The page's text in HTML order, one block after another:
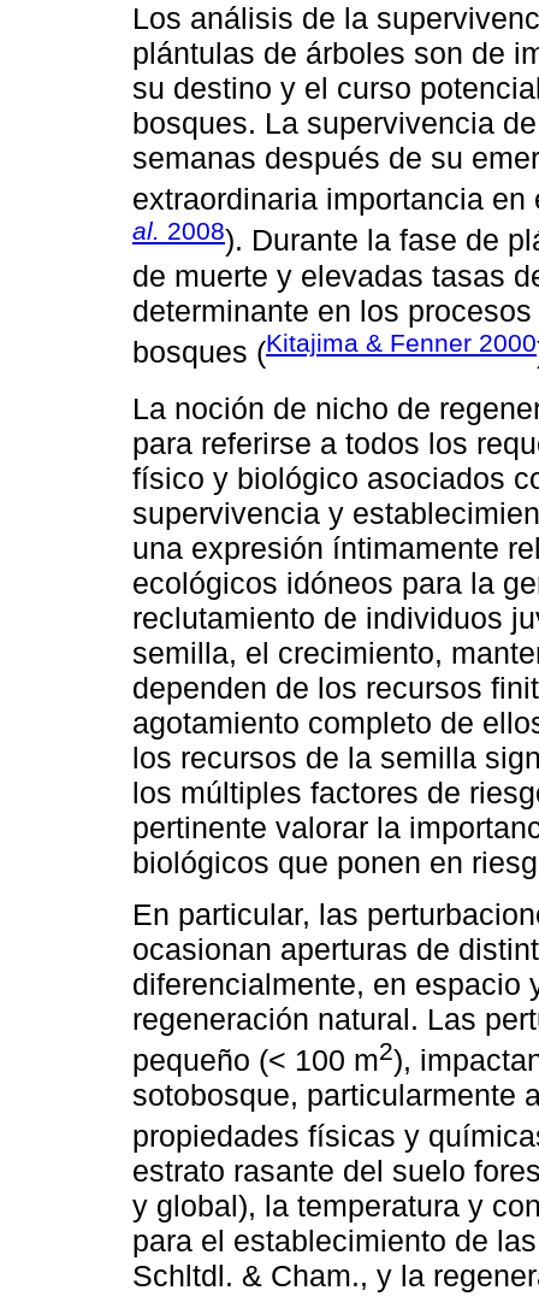
Los análisis de la
plántulas de árboles son de
su destino y el curso
bosques. La supervivencia
semanas después de su
extraordinaria importancia
al. 2008). Durante la fase de
de muerte y elevadas tasas
determinante en los
bosques (Kitajima & Fenner 2000
La noción de nicho de
para referirse a todos los
físico y biológico asociados
supervivencia y
una expresión íntimamente
ecológicos idóneos para la
reclutamiento de individuos
semilla, el crecimiento,
dependen de los recursos
agotamiento completo de
los recursos de la semilla
los múltiples factores de
pertinente valorar la
biológicos que ponen en
En particular, las
ocasionan aperturas de
diferencialmente, en espacio
regeneración natural. Las
pequeño (< 100 m2),
sotobosque, particularmente
propiedades físicas y
estrato rasante del suelo
y global), la temperatura y
para el establecimiento de
Schltdl. & Cham., y la